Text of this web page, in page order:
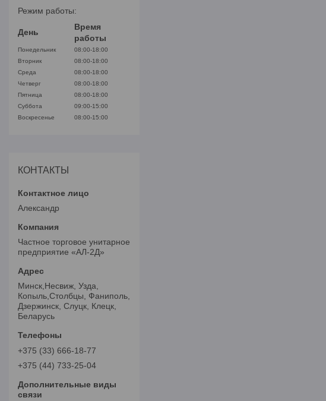
Режим работы:
День
Время
работы
Понедельник
08:00-18:00
Вторник
08:00-18:00
Среда
08:00-18:00
Четверг
08:00-18:00
Пятница
08:00-18:00
Суббота
09:00-15:00
Воскресенье
08:00-15:00
КОНТАКТЫ
Александр
Частное торговое унитарное
предприятие «АЛ-2Д»
Минск,Несвиж, Узда,
Копыль,Столбцы, Фаниполь,
Дзержинск, Слуцк, Клецк,
Беларусь
+375 (33) 666-18-77
+375 (44) 733-25-04